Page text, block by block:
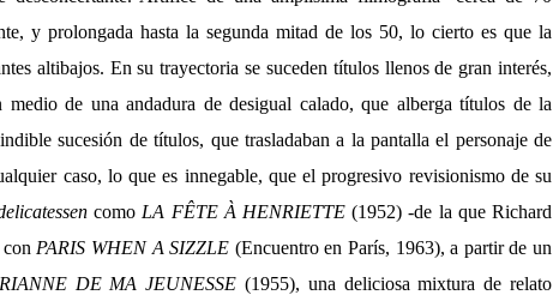
y prolongada hasta la segunda mitad de los 50, lo cierto es que la
altibajos. En su trayectoria se suceden títulos llenos de gran interés,
medio de una andadura de desigual calado, que alberga títulos de la
sucesión de títulos, que trasladaban a la pantalla el personaje de
caso, lo que es innegable, que el progresivo revisionismo de su
como LA FÊTE À HENRIETTE (1952) -de la que Richard
PARIS WHEN A SIZZLE (Encuentro en París, 1963), a partir de un
DE MA JEUNESSE (1955), una deliciosa mixtura de relato